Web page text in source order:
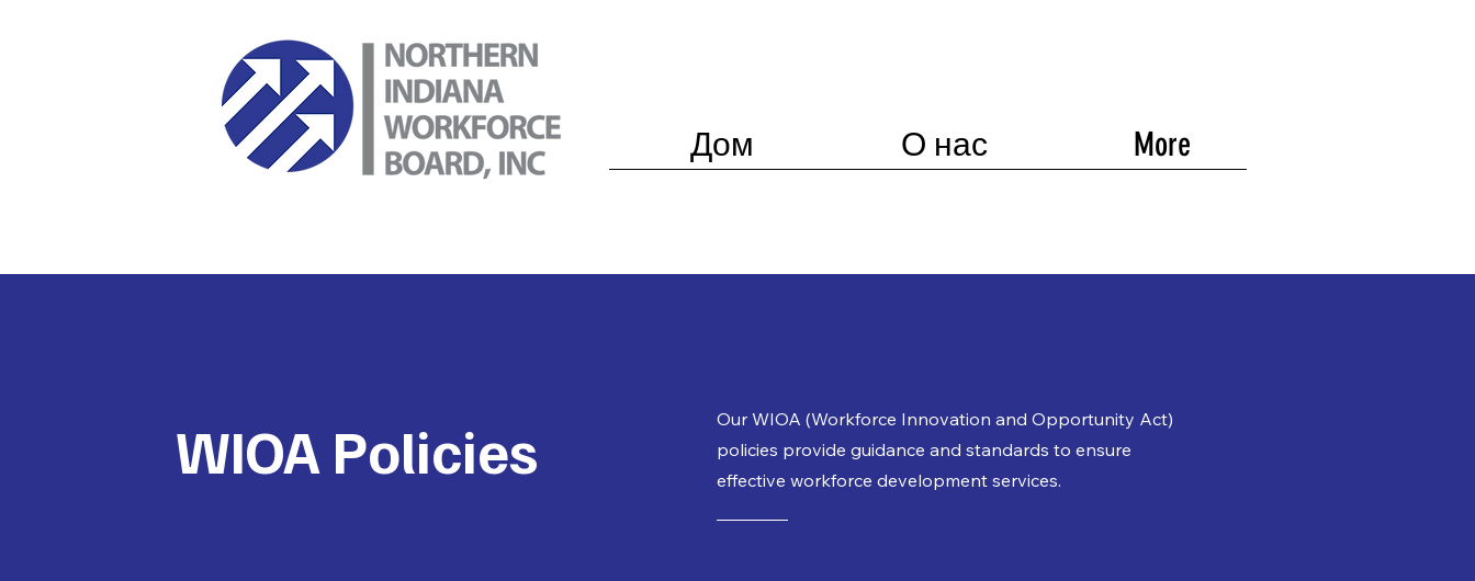
Дом О нас More
WIOA Policies
Our WIOA (Workforce Innovation and Opportunity Act)
policies provide guidance and standards to ensure
effective workforce development services.